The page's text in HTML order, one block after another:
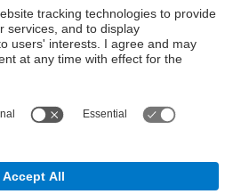
content on this work is
Commons license:Attribution-
3.0 Spain